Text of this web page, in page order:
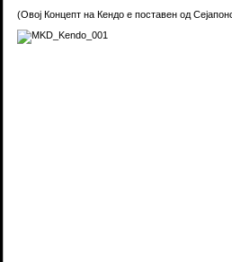
(Овој Концепт на Кендо е поставен од